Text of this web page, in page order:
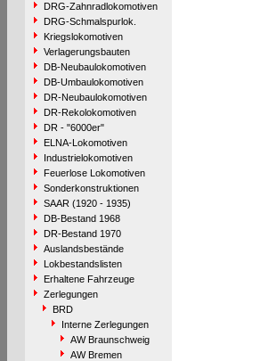
DRG-Zahnradlokomotiven
DRG-Schmalspurlok.
Kriegslokomotiven
Verlagerungsbauten
DB-Neubaulokomotiven
DB-Umbaulokomotiven
DR-Neubaulokomotiven
DR-Rekolokomotiven
DR - "6000er"
ELNA-Lokomotiven
Industrielokomotiven
Feuerlose Lokomotiven
Sonderkonstruktionen
SAAR (1920 - 1935)
DB-Bestand 1968
DR-Bestand 1970
Auslandsbestände
Lokbestandslisten
Erhaltene Fahrzeuge
Zerlegungen
BRD
Interne Zerlegungen
AW Braunschweig
AW Bremen